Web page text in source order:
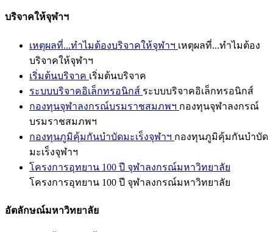
บริจาคให้จุฬาฯ
เหตุผลที่...ทำไมต้องบริจาคให้จุฬาฯ เหตุผลที่...ทำไมต้อง
บริจาคให้จุฬาฯ
เริ่มต้นบริจาค เริ่มต้นบริจาค
ระบบบริจาคอิเล็กทรอนิกส์ ระบบบริจาคอิเล็กทรอนิกส์
กองทุนจุฬาลงกรณ์บรมราชสมภพฯ กองทุนจุฬาลงกรณ์
บรมราชสมภพฯ
กองทุนภูมิคุ้มกันบำบัดมะเร็งจุฬาฯ กองทุนภูมิคุ้มกันบำบัด
มะเร็งจุฬาฯ
โครงการอุทยาน 100 ปี จุฬาลงกรณ์มหาวิทยาลัย
โครงการอุทยาน 100 ปี จุฬาลงกรณ์มหาวิทยาลัย
อัตลักษณ์มหาวิทยาลัย